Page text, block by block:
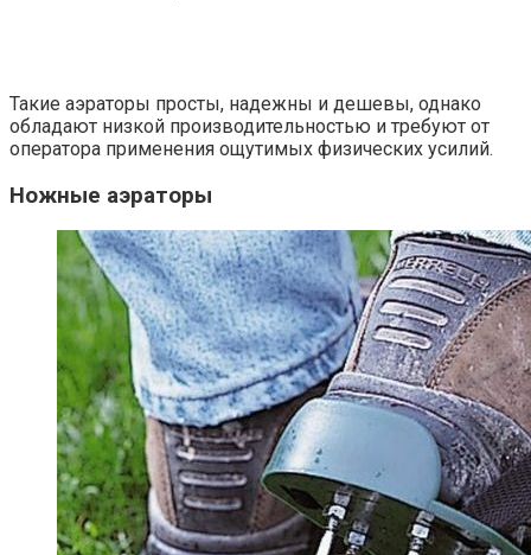
Такие аэраторы просты, надежны и дешевы, однако
обладают низкой производительностью и требуют от
оператора применения ощутимых физических усилий.
Ножные аэраторы